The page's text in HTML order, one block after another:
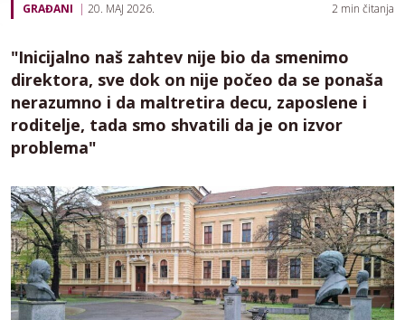
GRAĐANI 20. MAJ 2026. 2 min čitanja
"Inicijalno naš zahtev nije bio da smenimo
direktora, sve dok on nije počeo da se ponaša
nerazumno i da maltretira decu, zaposlene i
roditelje, tada smo shvatili da je on izvor
problema"